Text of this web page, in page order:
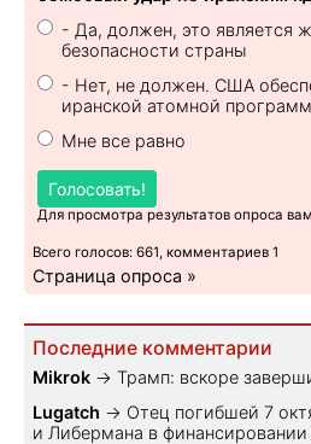
- Да, должен, это является
безопасности страны
- Нет, не должен. США
иранской атомной
Мне все равно
Голосовать!
Для просмотра результатов опроса
Всего голосов: 661, комментариев 1
Страница опроса »
Последние комментарии
Mikrok → Трамп: вскоре
Lugatch → Отец погибшей 7
и Либермана в